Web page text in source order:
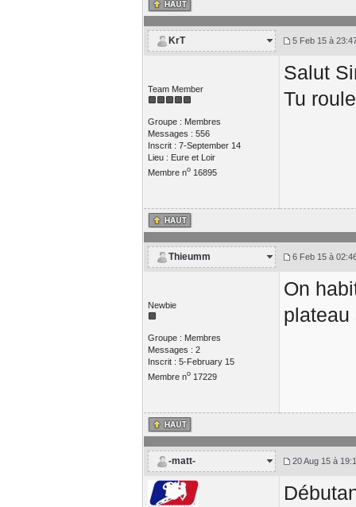
KrT 5 Feb 15 à
Team Member
Groupe : Membres
Messages : 556
Inscrit : 7-September 14
Lieu : Eure et Loir
Membre no16895
Salut
Tu
Thieumm 6 Feb 15 à
Newbie
Groupe : Membres
Messages : 2
Inscrit : 5-February 15
Membre no17229
On
-matt- 20 Aug 15 à